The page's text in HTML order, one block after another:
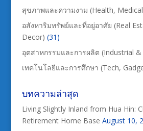
สุขภาพและความงาม (Health,
อสังหาริมทรัพย์และที่อยู่อาศัย (Real
Decor) (31)
อุตสาหกรรมและการผลิต (Industrial
เทคโนโลยีและการศึกษา (Tech,
บทความล่าสุด
Living Slightly Inland from Hua Hin:
Retirement Home Base August 10,